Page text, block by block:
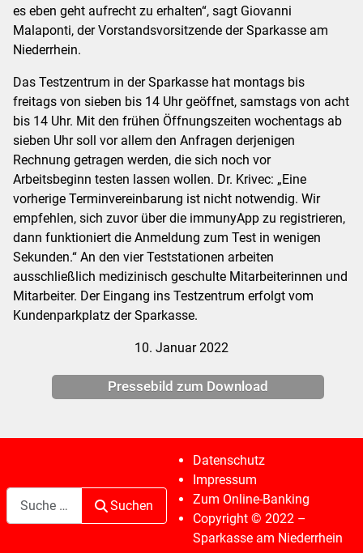
es eben geht aufrecht zu erhalten“, sagt Giovanni
Malaponti, der Vorstandsvorsitzende der Sparkasse am
Niederrhein.
Das Testzentrum in der Sparkasse hat montags bis
freitags von sieben bis 14 Uhr geöffnet, samstags von acht
bis 14 Uhr. Mit den frühen Öffnungszeiten wochentags ab
sieben Uhr soll vor allem den Anfragen derjenigen
Rechnung getragen werden, die sich noch vor
Arbeitsbeginn testen lassen wollen. Dr. Krivec: „Eine
vorherige Terminvereinbarung ist nicht notwendig. Wir
empfehlen, sich zuvor über die immunyApp zu registrieren,
dann funktioniert die Anmeldung zum Test in wenigen
Sekunden.“ An den vier Teststationen arbeiten
ausschließlich medizinisch geschulte Mitarbeiterinnen und
Mitarbeiter. Der Eingang ins Testzentrum erfolgt vom
Kundenparkplatz der Sparkasse.
10. Januar 2022
Pressebild zum Download
Suchen
Datenschutz
Impressum
Zum Online-Banking
Copyright © 2022 –
Sparkasse am Niederrhein